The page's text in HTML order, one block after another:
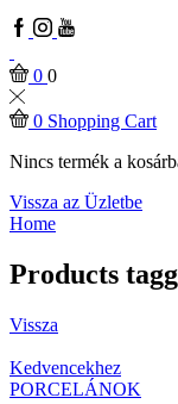
Facebook
Instagram
Youtube
0 0
0 Shopping Cart
Nincs termék a
Vissza az Üzletbe
Home
Products
Vissza
Kedvencekhez
PORCELÁNOK